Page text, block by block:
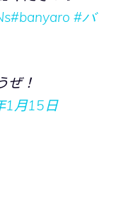
#banyaro #バ
ぜ！
1月15日